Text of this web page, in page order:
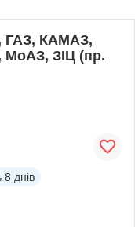
ГАЗ, КАМАЗ,
ЗІЦ (пр.
8 днів